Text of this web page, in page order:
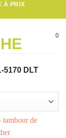
À PRIX
0
5170 DLT